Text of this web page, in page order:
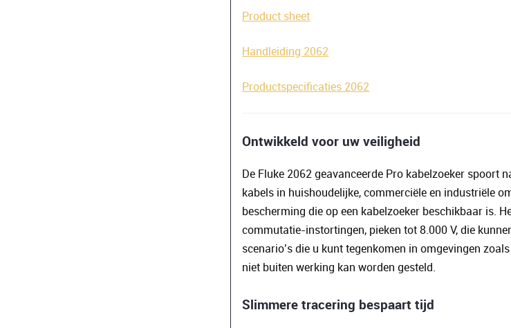
Product sheet
Handleiding 2062
Productspecificaties 2062
Ontwikkeld voor uw veiligheid
De Fluke 2062 geavanceerde Pro kabelzoeker spoort
kabels in huishoudelijke, commerciële en industriële
bescherming die op een kabelzoeker beschikbaar is.
commutatie-instortingen, pieken tot 8.000 V, die
scenario’s die u kunt tegenkomen in omgevingen
niet buiten werking kan worden gesteld.
Slimmere tracering bespaart tijd